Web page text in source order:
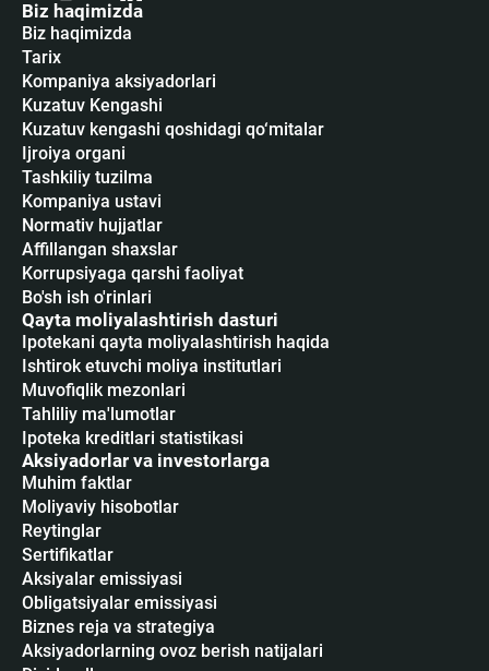
Biz haqimizda
Biz haqimizda
Tarix
Kompaniya aksiyadorlari
Kuzatuv Kengashi
Kuzatuv kengashi qoshidagi qo‘mitalar
Ijroiya organi
Tashkiliy tuzilma
Kompaniya ustavi
Normativ hujjatlar
Affillangan shaxslar
Korrupsiyaga qarshi faoliyat
Bo'sh ish o'rinlari
Qayta moliyalashtirish dasturi
Ipotekani qayta moliyalashtirish haqida
Ishtirok etuvchi moliya institutlari
Muvofiqlik mezonlari
Tahliliy ma'lumotlar
Ipoteka kreditlari statistikasi
Aksiyadorlar va investorlarga
Muhim faktlar
Moliyaviy hisobotlar
Reytinglar
Sertifikatlar
Аksiyalar emissiyasi
Obligatsiyalar emissiyasi
Biznes reja va strategiya
Aksiyadorlarning ovoz berish natijalari